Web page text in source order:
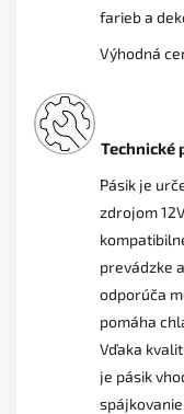
farieb a
Výhodná
Technické
Pásik je
zdrojom
prevádzke
odporúča
pomáha
Vďaka
je pásik